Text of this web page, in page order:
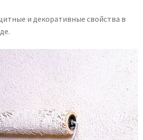
и декоративные свойства в